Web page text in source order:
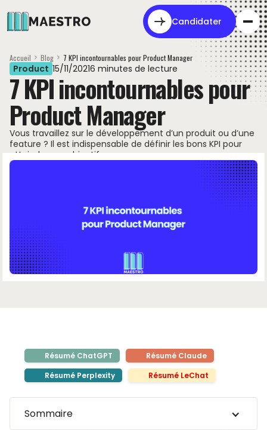
Candidater
Accueil Blog 7 KPI incontournables pour Product Manager
Product 15/11/20216 minutes de lecture
7 KPI incontournables pour
Product Manager
Vous travaillez sur le développement d’un produit ou d’une
feature ? Il est indispensable de définir les bons KPI pour
atteindre vos objectifs.
Résumé ChatGPT
Résumé Claude
Résumé Perplexity
Résumé LeChat
Sommaire